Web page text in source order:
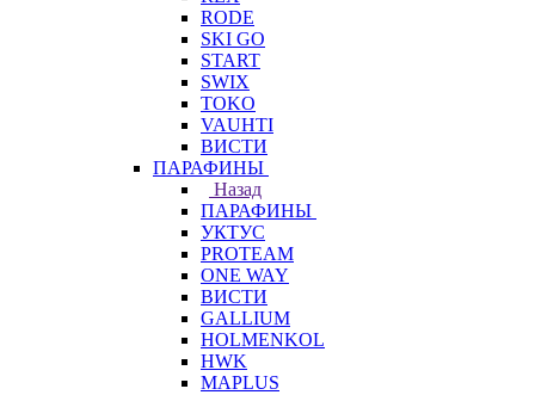
RODE
SKI GO
START
SWIX
TOKO
VAUHTI
ВИСТИ
ПАРАФИНЫ
Назад
ПАРАФИНЫ
УКТУС
PROTEAM
ONE WAY
ВИСТИ
GALLIUM
HOLMENKOL
HWK
MAPLUS